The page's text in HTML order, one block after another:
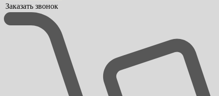
Заказать звонок